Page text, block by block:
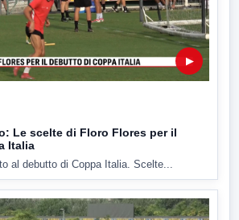
▶
Le scelte di Floro Flores per il
Italia
al debutto di Coppa Italia. Scelte...